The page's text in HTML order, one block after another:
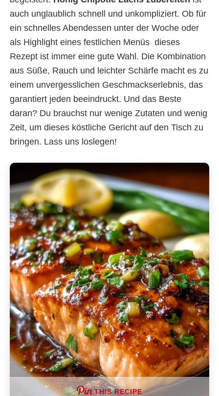
auch unglaublich schnell und unkompliziert. Ob für
ein schnelles Abendessen unter der Woche oder
als Highlight eines festlichen Menüs  dieses
Rezept ist immer eine gute Wahl. Die Kombination
aus Süße, Rauch und leichter Schärfe macht es zu
einem unvergesslichen Geschmackserlebnis, das
garantiert jeden beeindruckt. Und das Beste
daran? Du brauchst nur wenige Zutaten und wenig
Zeit, um dieses köstliche Gericht auf den Tisch zu
bringen. Lass uns loslegen!
THIS RECIPE